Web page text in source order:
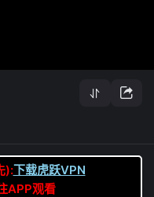
):下载虎跃VPN
APP观看